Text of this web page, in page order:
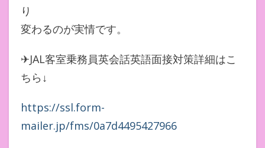
り
変わるのが実情です。
✈︎JAL客室乗務員英会話英語面接対策詳細はこ
ちら↓
https://ssl.form-
mailer.jp/fms/0a7d4495427966